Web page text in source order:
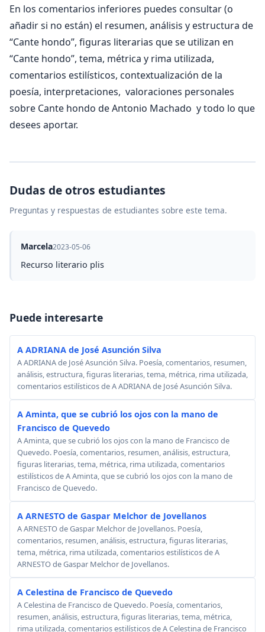
En los comentarios inferiores puedes consultar (o
añadir si no están) el resumen, análisis y estructura de
“Cante hondo”, figuras literarias que se utilizan en
“Cante hondo”, tema, métrica y rima utilizada,
comentarios estilísticos, contextualización de la
poesía, interpretaciones, valoraciones personales
sobre Cante hondo de Antonio Machado y todo lo que
desees aportar.
Dudas de otros estudiantes
Preguntas y respuestas de estudiantes sobre este tema.
Marcela2023-05-06
Recurso literario plis
Puede interesarte
A ADRIANA de José Asunción Silva
A ADRIANA de José Asunción Silva. Poesía, comentarios, resumen,
análisis, estructura, figuras literarias, tema, métrica, rima utilizada,
comentarios estilísticos de A ADRIANA de José Asunción Silva.
A Aminta, que se cubrió los ojos con la mano de
Francisco de Quevedo
A Aminta, que se cubrió los ojos con la mano de Francisco de
Quevedo. Poesía, comentarios, resumen, análisis, estructura,
figuras literarias, tema, métrica, rima utilizada, comentarios
estilísticos de A Aminta, que se cubrió los ojos con la mano de
Francisco de Quevedo.
A ARNESTO de Gaspar Melchor de Jovellanos
A ARNESTO de Gaspar Melchor de Jovellanos. Poesía,
comentarios, resumen, análisis, estructura, figuras literarias,
tema, métrica, rima utilizada, comentarios estilísticos de A
ARNESTO de Gaspar Melchor de Jovellanos.
A Celestina de Francisco de Quevedo
A Celestina de Francisco de Quevedo. Poesía, comentarios,
resumen, análisis, estructura, figuras literarias, tema, métrica,
rima utilizada, comentarios estilísticos de A Celestina de Francisco